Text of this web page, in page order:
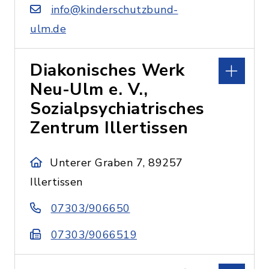
info@kinderschutzbund-
ulm.de
Diakonisches Werk
Neu-Ulm e. V.,
Sozialpsychiatrisches
Zentrum Illertissen
Unterer Graben 7, 89257
Illertissen
07303/906650
07303/9066519